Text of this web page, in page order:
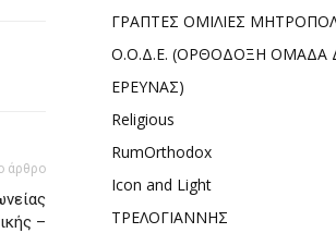
άρθρο
–
ΓΡΑΠΤΕΣ ΟΜΙΛΙΕΣ
Ο.Ο.Δ.Ε. (ΟΡΘΟΔΟΞΗ ΟΜΑΔΑ
ΕΡΕΥΝΑΣ)
Religious
RumOrthodox
Icon and Light
ΤΡΕΛΟΓΙΑΝΝΗΣ